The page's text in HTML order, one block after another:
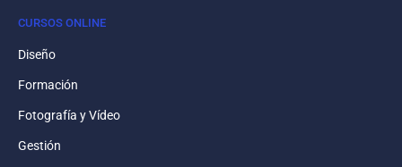
CURSOS ONLINE
Diseño
Formación
Fotografía y Vídeo
Gestión